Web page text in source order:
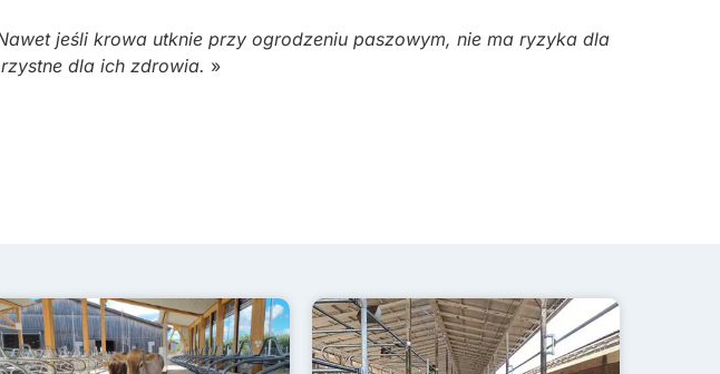
jeśli krowa utknie przy ogrodzeniu paszowym, nie ma ryzyka dla
dla ich zdrowia. »